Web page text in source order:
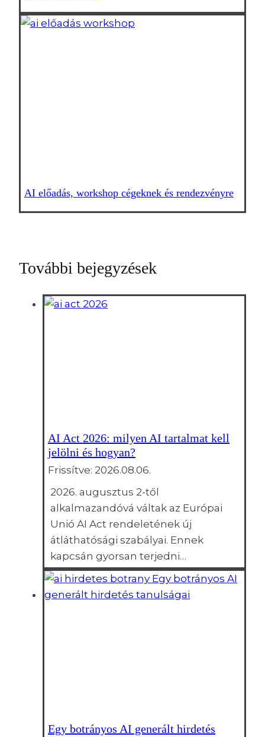
AI előadás, workshop cégeknek és rendezvényre
További bejegyzések
AI Act 2026: milyen AI tartalmat kell
jelölni és hogyan?
Frissítve: 2026.08.06.
2026. augusztus 2-től
alkalmazandóvá váltak az Európai
Unió AI Act rendeletének új
átláthatósági szabályai. Ennek
kapcsán gyorsan terjedni…
Egy botrányos AI generált hirdetés